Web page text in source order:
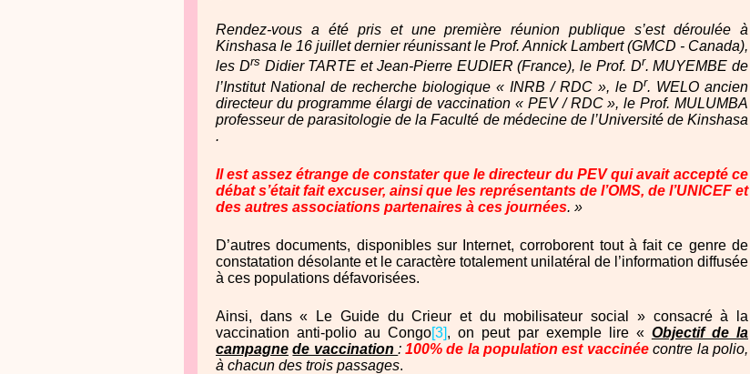
Rendez-vous a été pris et une première réunion publique s’est déroulée à
Kinshasa le 16 juillet dernier réunissant le Prof. Annick Lambert (GMCD - Canada),
les Drs Didier TARTE et Jean-Pierre EUDIER (France), le Prof. Dr. MUYEMBE de
l’Institut National de recherche biologique « INRB / RDC », le Dr. WELO ancien
directeur du programme élargi de vaccination « PEV / RDC », le Prof. MULUMBA
professeur de parasitologie de la Faculté de médecine de l’Université de Kinshasa
.
Il est assez étrange de constater que le directeur du PEV qui avait accepté ce
débat s’était fait excuser, ainsi que les représentants de l’OMS, de l’UNICEF et
des autres associations partenaires à ces journées. »
D’autres documents, disponibles sur Internet, corroborent tout à fait ce genre de
constatation désolante et le caractère totalement unilatéral de l’information diffusée
à ces populations défavorisées.
Ainsi, dans « Le Guide du Crieur et du mobilisateur social » consacré à la
vaccination anti-polio au Congo[3], on peut par exemple lire « Objectif de la
campagne de vaccination: 100% de la population est vaccinée contre la polio,
à chacun des trois passages.